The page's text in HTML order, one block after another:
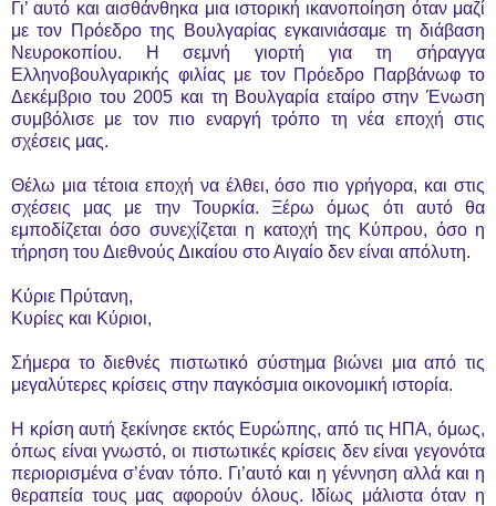
Γι’ αυτό και αισθάνθηκα μια ιστορική ικανοποίηση όταν μαζί
με τον Πρόεδρο της Βουλγαρίας εγκαινιάσαμε τη διάβαση
Νευροκοπίου. Η σεμνή γιορτή για τη σήραγγα
Ελληνοβουλγαρικής φιλίας με τον Πρόεδρο Παρβάνωφ το
Δεκέμβριο του 2005 και τη Βουλγαρία εταίρο στην Ένωση
συμβόλισε με τον πιο εναργή τρόπο τη νέα εποχή στις
σχέσεις μας.
Θέλω μια τέτοια εποχή να έλθει, όσο πιο γρήγορα, και στις
σχέσεις μας με την Τουρκία. Ξέρω όμως ότι αυτό θα
εμποδίζεται όσο συνεχίζεται η κατοχή της Κύπρου, όσο η
τήρηση του Διεθνούς Δικαίου στο Αιγαίο δεν είναι απόλυτη.
Κύριε Πρύτανη,
Κυρίες και Κύριοι,
Σήμερα το διεθνές πιστωτικό σύστημα βιώνει μια από τις
μεγαλύτερες κρίσεις στην παγκόσμια οικονομική ιστορία.
Η κρίση αυτή ξεκίνησε εκτός Ευρώπης, από τις ΗΠΑ, όμως,
όπως είναι γνωστό, οι πιστωτικές κρίσεις δεν είναι γεγονότα
περιορισμένα σ’έναν τόπο. Γι’αυτό και η γέννηση αλλά και η
θεραπεία τους μας αφορούν όλους. Ιδίως μάλιστα όταν η